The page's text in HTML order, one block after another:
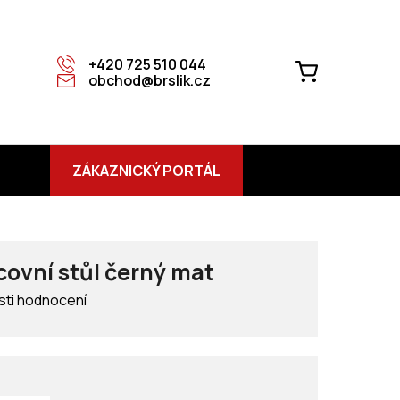
+420 725 510 044
obchod@brslik.cz
NÁKUPNÍ
ZÁKAZNICKÝ PORTÁL
stůl černý mat
hodnocení